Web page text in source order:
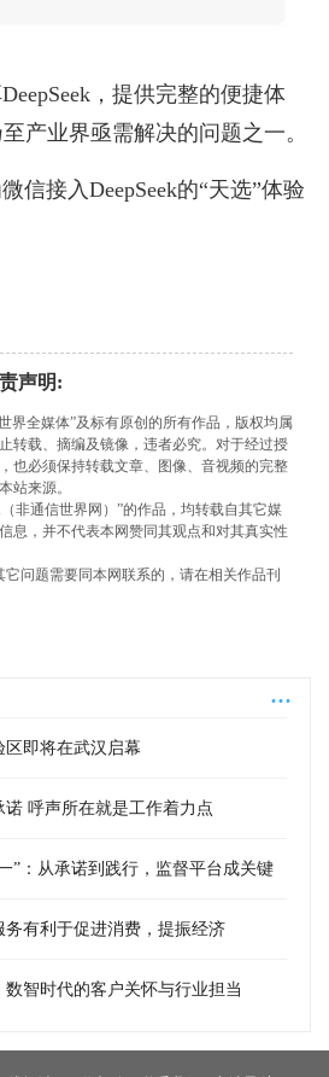
，提供完整的便捷体
产业界亟需解决的问题之一。
信接入DeepSeek的“天选”体验
声明:
界全媒体”及标有原创的所有作品，版权均属
转载、摘编及镜像，违者必究。对于经过授
也必须保持转载文章、图像、音视频的完整
站来源。
非通信世界网）”的作品，均转载自其它媒
息，并不代表本网赞同其观点和对其真实性
问题需要同本网联系的，请在相关作品刊
...
区即将在武汉启幕
诺 呼声所在就是工作着力点
”：从承诺到践行，监督平台成关键
务有利于促进消费，提振经济
数智时代的客户关怀与行业担当